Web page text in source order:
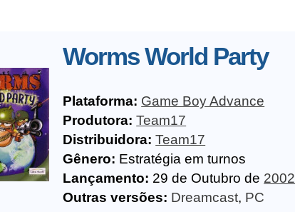
Worms World Party
Plataforma: Game Boy Advance
Produtora: Team17
Distribuidora: Team17
Gênero: Estratégia em turnos
Lançamento: 29 de Outubro de 2002
Outras versões: Dreamcast, PC